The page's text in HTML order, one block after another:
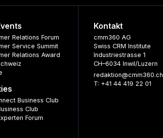
Relations Forum
Service Summit
Relations Award
Business Club
Club
Forum
Kontakt
cmm360 AG
Swiss CRM Institute
Industriestrasse 1
CH–6034 Inwil/Luzern
redaktion@cmm360.ch
T: +41 44 419 22 01